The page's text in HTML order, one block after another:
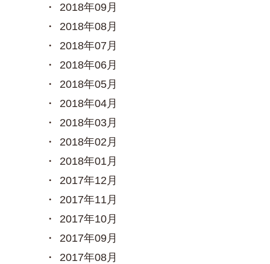
2018年09月
2018年08月
2018年07月
2018年06月
2018年05月
2018年04月
2018年03月
2018年02月
2018年01月
2017年12月
2017年11月
2017年10月
2017年09月
2017年08月